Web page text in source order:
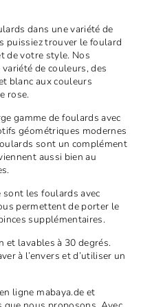
dans une variété de
puissiez trouver le foulard
de votre style. Nos
de couleurs, des
blanc aux couleurs
rose.
gamme de foulards avec
géométriques modernes
sont un complément
aussi bien au
les foulards avec
permettent de porter le
supplémentaires.
et lavables à 30 degrés.
à l’envers et d’utiliser un
ligne mabaya.de et